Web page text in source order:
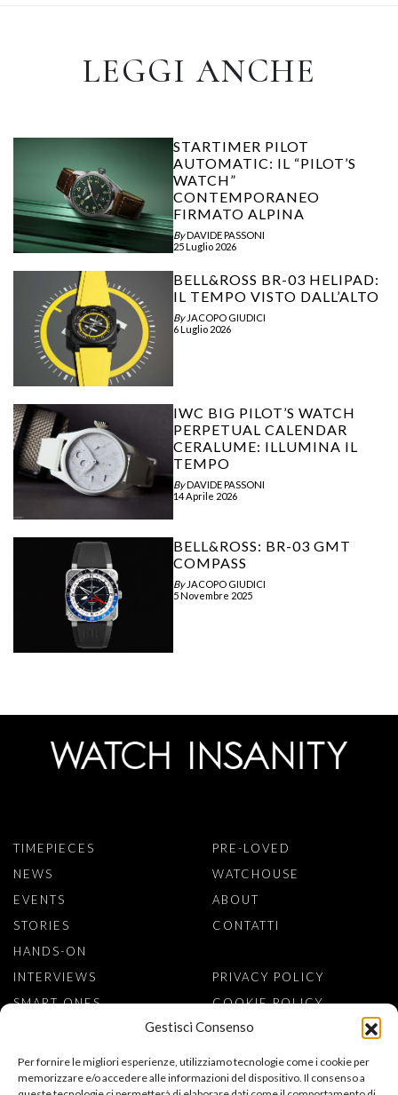
Gestisci Consenso
Per fornire le migliori esperienze, utilizziamo tecnologie come i cookie per
memorizzare e/o accedere alle informazioni del dispositivo. Il consenso a
LEGGI ANCHE
STARTIMER PILOT
AUTOMATIC: IL “PILOT’S
WATCH”
CONTEMPORANEO
FIRMATO ALPINA
ByDAVIDE PASSONI
25 Luglio 2026
BELL&ROSS BR-03 HELIPAD:
IL TEMPO VISTO DALL’ALTO
By JACOPO GIUDICI
6 Luglio 2026
IWC BIG PILOT’S WATCH
PERPETUAL CALENDAR
CERALUME: ILLUMINA IL
TEMPO
ByDAVIDE PASSONI
14 Aprile 2026
BELL&ROSS: BR-03 GMT
COMPASS
By JACOPO GIUDICI
5 Novembre 2025
TIMEPIECES
NEWS
EVENTS
STORIES
HANDS-ON
INTERVIEWS
SMART ONES
PRE-LOVED
WATCHOUSE
ABOUT
CONTATTI
PRIVACY POLICY
COOKIE POLICY
ISCRIVITI ALLA NEWSLETTER